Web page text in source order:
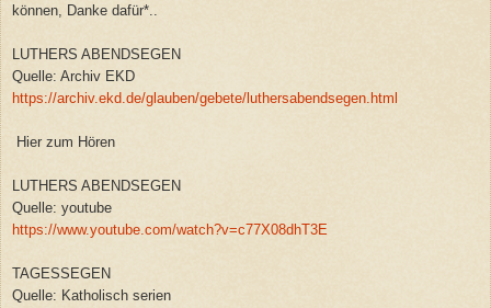
können, Danke dafür*..
LUTHERS ABENDSEGEN
Quelle: Archiv EKD
https://archiv.ekd.de/glauben/gebete/luthersabendsegen.html
Hier zum Hören
LUTHERS ABENDSEGEN
Quelle: youtube
https://www.youtube.com/watch?v=c77X08dhT3E
TAGESSEGEN
Quelle: Katholisch serien